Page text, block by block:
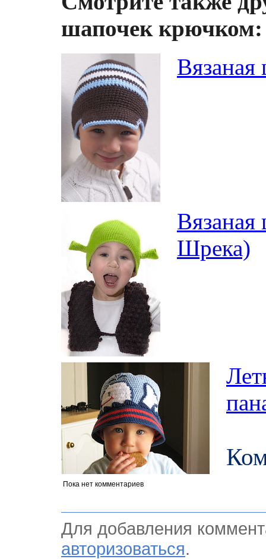
шапочек крючком:
Вязаная
Шрека)
Пока нет комментариев
Для добавления
авторизоваться.